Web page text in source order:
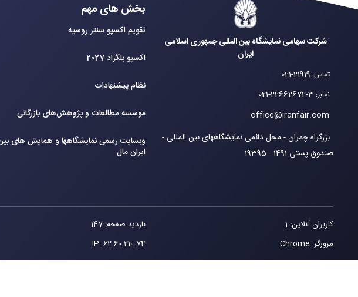
شرکت سهامی نمایشگاه بین المللی جمهوری اسلامی
ایران
تماس:
021-21919
نمابر:
021-22662672-3
office@iranfair.com
بزرگراه چمران - محل دائمی نمایشگاههای بین المللی -
صندوق پستی 1491 - 19395
بخش های مهم
تقویم اکسپو سنتر روسیه
اکسپو بلگراد 2027
نظام پیشنهادات
موسسه مطالعات و پژوهش‌های بازرگانی
وبسایت رسمی نمایشگاهها و همایش های بین‌
ایران مال
کاربران آنلاین: 1 بازدید صفحه: 147
مرورگر: Chrome
IP:62.60.210.74